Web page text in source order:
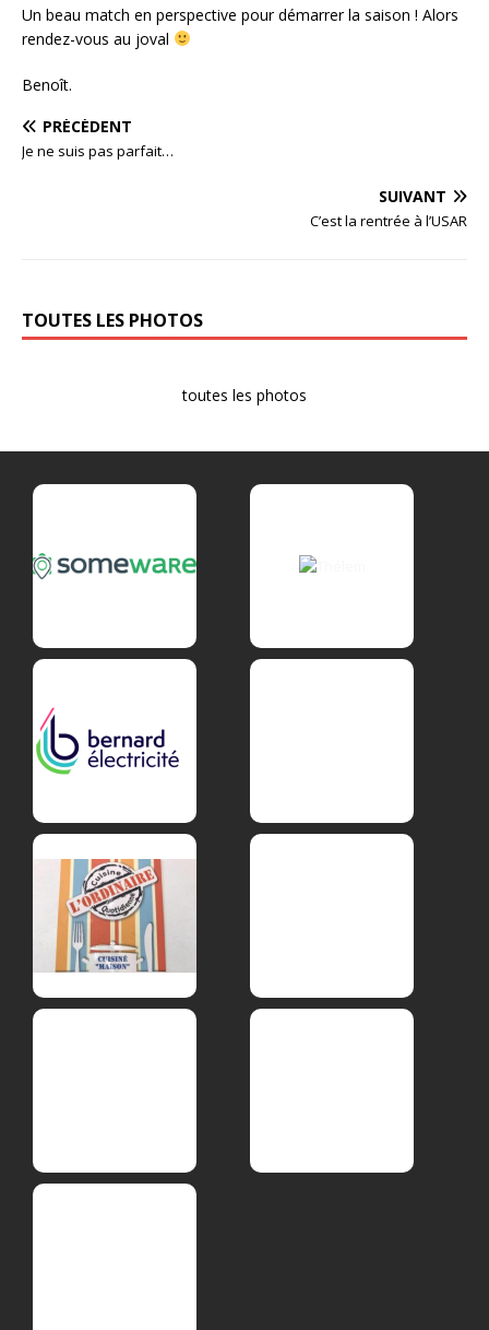
Un beau match en perspective pour démarrer la saison ! Alors
rendez-vous au joval
Benoît.
PRÉCÉDENT
Je ne suis pas parfait…
SUIVANT
C’est la rentrée à l’USAR
TOUTES LES PHOTOS
toutes les photos